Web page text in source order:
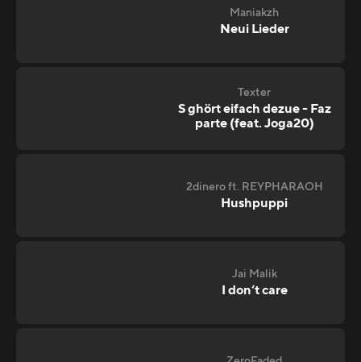
Maniakzh
Neui Lieder
Texter
S ghört eifach dezue - Faz
parte (feat. Joga20)
2dinero ft. REYPHARAOH
Hushpuppi
Jai Malik
I don‘t care